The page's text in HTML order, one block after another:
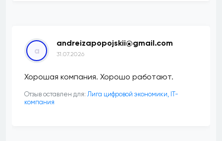
a
andreizapopojskii@gmail.com
31.07.2026
Хорошая компания. Хорошо работают.
Отзыв оставлен для: Лига цифровой экономики, IT-
компания